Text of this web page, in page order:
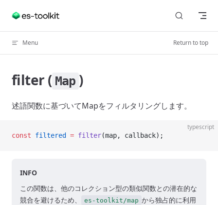
Skip to content
Menu Return to top
filter ( Map )
述語関数に基づいてMapをフィルタリングします。
typescript
const filtered = filter(map, callback);
INFO
この関数は、他のコレクション型の類似関数との潜在的な
競合を避けるため、
es-toolkit/map から独占的に利用